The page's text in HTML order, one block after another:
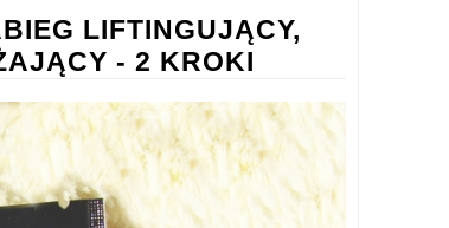
LIFTINGUJĄCY,
- 2 KROKI